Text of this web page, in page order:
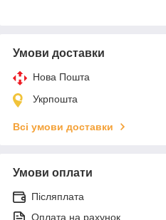
Умови доставки
Нова Пошта
Укрпошта
Всі умови доставки
Умови оплати
Післяплата
Оплата на рахунок